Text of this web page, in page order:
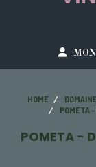
HOME
POMETA
POMETA -